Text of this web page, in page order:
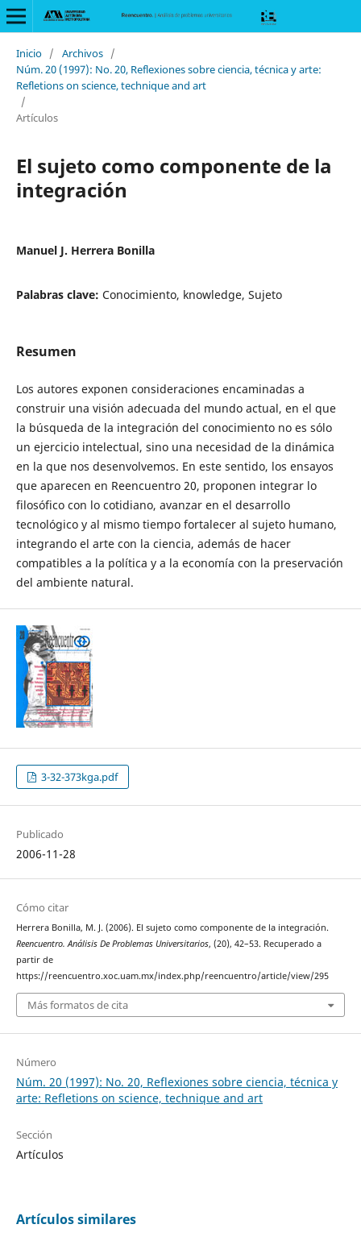
Inicio / Archivos /
Núm. 20 (1997): No. 20, Reflexiones sobre ciencia, técnica y arte:
Refletions on science, technique and art
/
Artículos
El sujeto como componente de la
integración
Manuel J. Herrera Bonilla
Palabras clave: Conocimiento, knowledge, Sujeto
Resumen
Los autores exponen consideraciones encaminadas a
construir una visión adecuada del mundo actual, en el que
la búsqueda de la integración del conocimiento no es sólo
un ejercicio intelectual, sino una necesidad de la dinámica
en la que nos desenvolvemos. En este sentido, los ensayos
que aparecen en Reencuentro 20, proponen integrar lo
filosófico con lo cotidiano, avanzar en el desarrollo
tecnológico y al mismo tiempo fortalecer al sujeto humano,
integrando el arte con la ciencia, además de hacer
compatibles a la política y a la economía con la preservación
del ambiente natural.
3-32-373kga.pdf
Publicado
2006-11-28
Cómo citar
Herrera Bonilla, M. J. (2006). El sujeto como componente de la integración.
Reencuentro. Análisis De Problemas Universitarios, (20), 42–53. Recuperado a
partir de
https://reencuentro.xoc.uam.mx/index.php/reencuentro/article/view/295
Más formatos de cita
Número
Núm. 20 (1997): No. 20, Reflexiones sobre ciencia, técnica y
arte: Refletions on science, technique and art
Sección
Artículos
Artículos similares